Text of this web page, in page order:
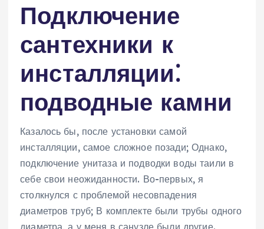
Подключение
сантехники к
инсталляции⁚
подводные камни
Казалось бы, после установки самой
инсталляции, самое сложное позади; Однако,
подключение унитаза и подводки воды таили в
себе свои неожиданности. Во-первых, я
столкнулся с проблемой несовпадения
диаметров труб; В комплекте были трубы одного